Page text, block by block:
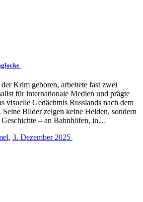
Krim geboren, arbeitete fast zwei
für internationale Medien und prägte
visuelle Gedächtnis Russlands nach dem
Bilder zeigen keine Helden, sondern
– an Bahnhöfen, in…
, 3. Dezember 2025